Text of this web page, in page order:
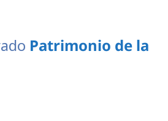
Patrimonio de la